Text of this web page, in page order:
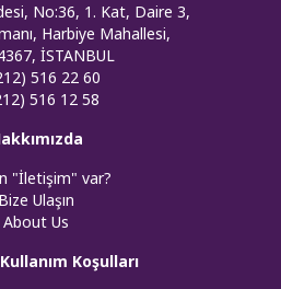
No:36, 1. Kat, Daire 3,
Harbiye Mahallesi,
İSTANBUL
516 22 60
516 12 58
"İletişim" var?
Bize Ulaşın
About Us
Koşulları